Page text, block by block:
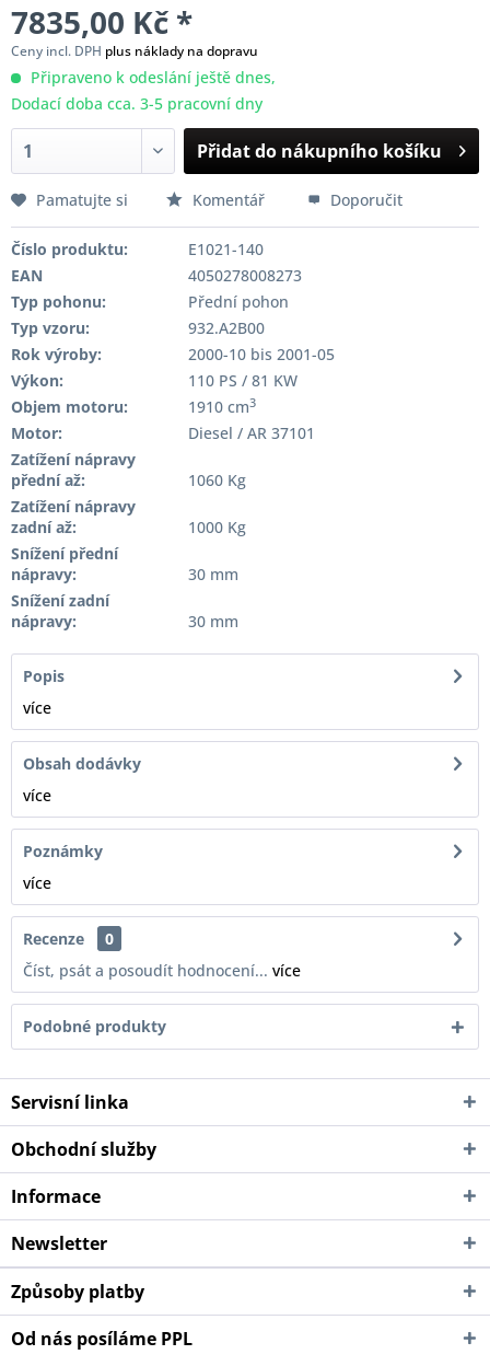
7835,00 Kč *
Ceny incl. DPH plus náklady na dopravu
Připraveno k odeslání ještě dnes,
Dodací doba cca. 3-5 pracovní dny
Přidat do nákupního košíku
Pamatujte si Komentář Doporučit
Číslo produktu:
E1021-140
EAN
4050278008273
Typ pohonu:
Přední pohon
Typ vzoru:
932.A2B00
Rok výroby:
2000-10 bis 2001-05
Výkon:
110 PS / 81 KW
Objem motoru:
1910 cm3
Motor:
Diesel / AR 37101
Zatížení nápravy
přední až:
1060 Kg
Zatížení nápravy
zadní až:
1000 Kg
Snížení přední
nápravy:
30 mm
Snížení zadní
nápravy:
30 mm
Popis
více
Obsah dodávky
více
Poznámky
více
Recenze
0
Číst, psát a posoudít hodnocení... více
Podobné produkty
Servisní linka
Obchodní služby
Informace
Newsletter
Způsoby platby
Od nás posíláme PPL